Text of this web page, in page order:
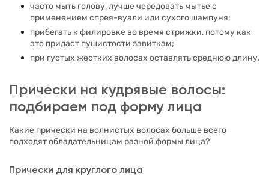
часто мыть голову, лучше чередовать мытье с
применением спрея-вуали или сухого шампуня;
прибегать к филировке во время стрижки, потому как
это придаст пушистости завиткам;
при густых жестких волосах оставлять среднюю длину.
Прически на кудрявые волосы:
подбираем под форму лица
Какие прически на волнистых волосах больше всего
подходят обладательницам разной формы лица?
Прически для круглого лица